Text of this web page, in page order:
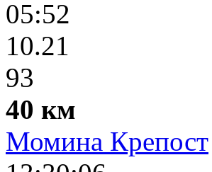
05:52
10.21
93
40 км
Момина Крепост